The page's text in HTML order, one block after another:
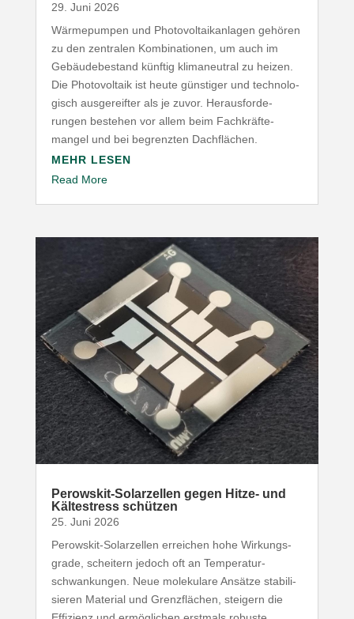
29. Juni 2026
Wärme­pumpen und Photo­vol­ta­ik­an­lagen gehören
zu den zentralen Kombi­na­tionen, um auch im
Gebäu­de­be­stand künftig klima­neutral zu heizen.
Die Photo­voltaik ist heute günstiger und tech­no­lo­
gisch ausge­reifter als je zuvor. Heraus­for­de­
rungen bestehen vor allem beim Fach­kräf­te­
mangel und bei begrenzten Dachflächen.
MEHR LESEN
Read More
Perowskit-​Solarzellen gegen Hitze- und
Kälte­stress schützen
25. Juni 2026
Perowskit-​Solarzellen erreichen hohe Wirkungs­
grade, scheitern jedoch oft an Tempe­ra­tur­
schwan­kungen. Neue mole­kulare Ansätze stabi­li­
sieren Material und Grenz­flächen, steigern die